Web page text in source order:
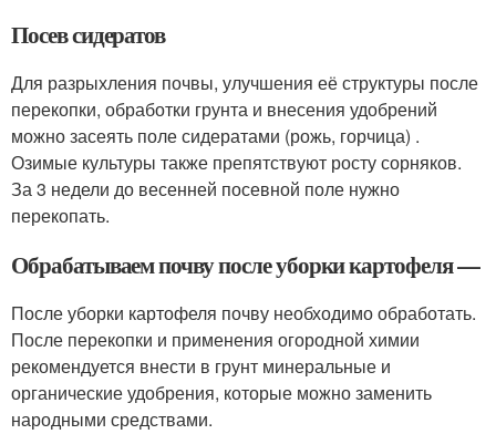
Посев сидератов
Для разрыхления почвы, улучшения её структуры после
перекопки, обработки грунта и внесения удобрений
можно засеять поле сидератами (рожь, горчица) .
Озимые культуры также препятствуют росту сорняков.
За 3 недели до весенней посевной поле нужно
перекопать.
Обрабатываем почву после уборки картофеля —
После уборки картофеля почву необходимо обработать.
После перекопки и применения огородной химии
рекомендуется внести в грунт минеральные и
органические удобрения, которые можно заменить
народными средствами.